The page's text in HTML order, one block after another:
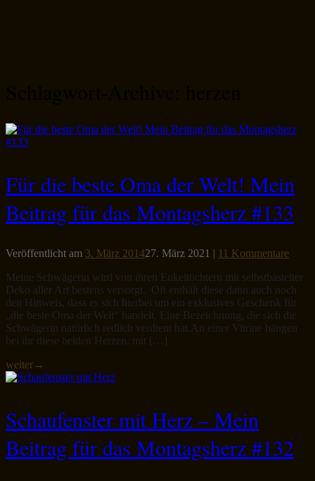
Für die beste Oma der Welt! Mein
Beitrag für das Montagsherz #133
Veröffentlicht am 3. März 201427. März 2021 | 11 Kommentare
Meine Schwägerin wird von ihren Enkeltöchtern mit selbstbastelter
Deko aller Art bestens versorgt. Oft enthält diese dann auch noch
den Hinweis, dass es sich hierbei um ein exklusives Geschenk für
„die beste Oma der Welt“ handelt. Eine Bezeichnung, die sich die
Schwägerin natürlich redlich verdient hat.An einer Vitrine hängen
bei ihr diese beiden Herzen, mit […]
weiter→
Schaufenster mit Herz – Mein
Beitrag für das Montagsherz #132